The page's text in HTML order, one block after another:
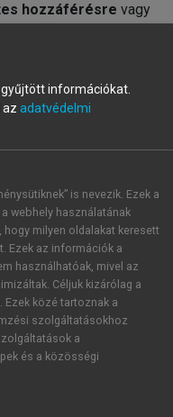
hozzáférésre vagy
új fiókot.
automatikusan
információkat.
az adatvédelmi
is nevezik. Ezek a
webhely használatának
milyen oldalakat keresett
Ezek az információk a
használhatóak, mivel az
Céljuk kizárólag a
közé tartoznak a
szolgáltatásokhoz
a
és a közösségi